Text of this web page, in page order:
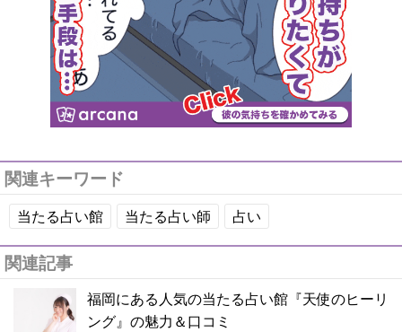
関連キーワード
当たる占い館 当たる占い師 占い
関連記事
福岡にある人気の当たる占い館『天使のヒーリ
ング』の魅力＆口コミ